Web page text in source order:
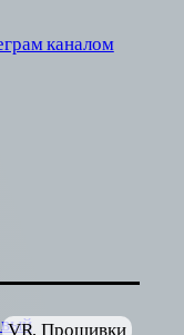
каналом
VR, Прошивки